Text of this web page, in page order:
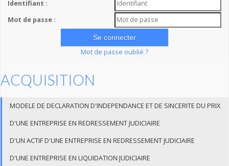
Identifiant :
Mot de passe :
Mot de passe oublié ?
ACQUISITION
MODELE DE DECLARATION D'INDEPENDANCE ET DE SINCERITE DU PRIX
D'UNE ENTREPRISE EN REDRESSEMENT JUDICIAIRE
D'UN ACTIF D'UNE ENTREPRISE EN REDRESSEMENT JUDICIAIRE
D'UNE ENTREPRISE EN LIQUIDATION JUDICIAIRE